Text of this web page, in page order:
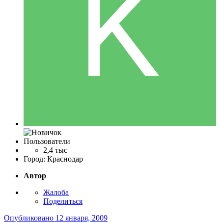
Пользователи
2,4 тыс
Город: Краснодар
Автор
Жалоба
Поделиться
Опубликовано 12 января, 2009